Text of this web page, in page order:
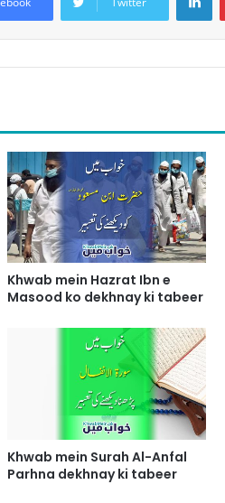
Khwab mein Hazrat Ibn e
Masood ko dekhnay ki tabeer
Khwab mein Surah Al-Anfal
Parhna dekhnay ki tabeer